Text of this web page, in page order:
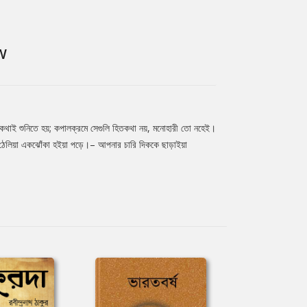
শুনিতে হয়; কপালক্রমে সেগুলি হিতকথা নয়, মনোহারী তো নহেই।
একঝোঁকা হইয়া পড়ে।– আপনার চারি দিককে ছাড়াইয়া